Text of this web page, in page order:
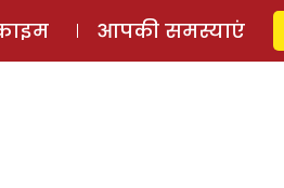
स्टोरी लॉग इन ⚲
आपकी समस्याएं